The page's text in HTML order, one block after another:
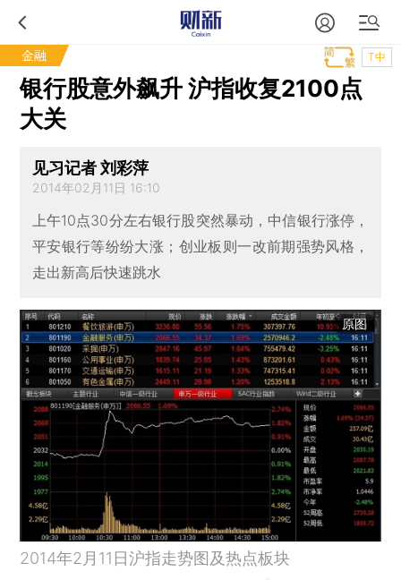
金融 T中
银行股意外飙升 沪指收复2100点
大关
见习记者 刘彩萍
2014年02月11日 16:10
上午10点30分左右银行股突然暴动，中信银行涨停，
平安银行等纷纷大涨；创业板则一改前期强势风格，
走出新高后快速跳水
原图
2014年2月11日沪指走势图及热点板块